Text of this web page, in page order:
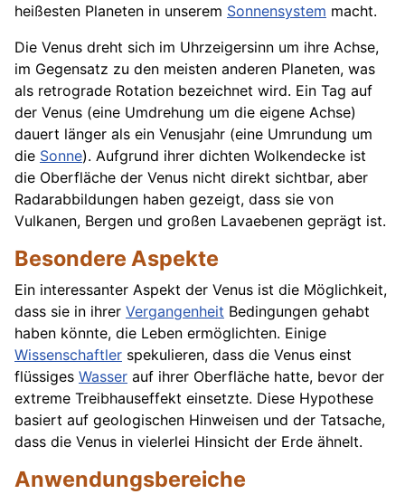
heißesten Planeten in unserem Sonnensystem macht.
Die Venus dreht sich im Uhrzeigersinn um ihre Achse,
im Gegensatz zu den meisten anderen Planeten, was
als retrograde Rotation bezeichnet wird. Ein Tag auf
der Venus (eine Umdrehung um die eigene Achse)
dauert länger als ein Venusjahr (eine Umrundung um
die Sonne). Aufgrund ihrer dichten Wolkendecke ist
die Oberfläche der Venus nicht direkt sichtbar, aber
Radarabbildungen haben gezeigt, dass sie von
Vulkanen, Bergen und großen Lavaebenen geprägt ist.
Besondere Aspekte
Ein interessanter Aspekt der Venus ist die Möglichkeit,
dass sie in ihrer Vergangenheit Bedingungen gehabt
haben könnte, die Leben ermöglichten. Einige
Wissenschaftler spekulieren, dass die Venus einst
flüssiges Wasser auf ihrer Oberfläche hatte, bevor der
extreme Treibhauseffekt einsetzte. Diese Hypothese
basiert auf geologischen Hinweisen und der Tatsache,
dass die Venus in vielerlei Hinsicht der Erde ähnelt.
Anwendungsbereiche